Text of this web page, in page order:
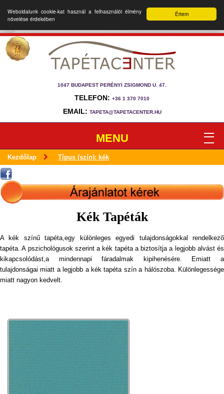
Értem
Weboldalunk cookie-kat használ a felhasználói élmény
növelése érdekében
1047 BUDAPEST PERÉNYI ZSIGMOND U. 47.
TELEFON: +36 1 370 7010
EMAIL: TAPETA@TAPETACENTER.HU
MENU
Kezdőlap Típus (szín): kék
Kék Tapéták
A kék színű tapéta,egy különleges egyedi tulajdonságokkal rendelkező
tapéta. A pszichológusok szerint a kék tapéta a biztosítja a legjobb alvást és
kikapcsolódást,a mindennapi fáradalmak kipihenésére. Emiatt a
tulajdonságai miatt a legjobb a kék tapéta szín a hálószoba. Különlegessége
miatt nagyon kedvelt.